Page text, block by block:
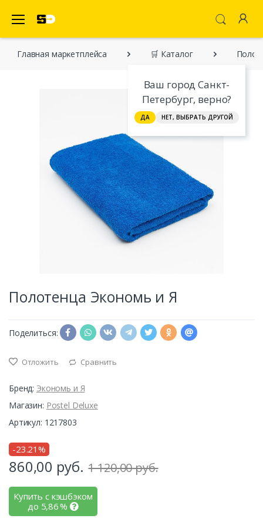
Ваш город Санкт-
Петербург, верно?
ДА НЕТ, ВЫБРАТЬ ДРУГОЙ
Главная марĸетплейса 🛒 Каталог
Полотенца Экономь и Я
Поделиться:
Отложить Сравнить
Бренд: Экономь и Я
Магазин: Postel Deluxe
Артикул: 1217803
-23.21%
860,00 руб. 1 120,00 руб.
Купить с кэшбэком
до 5,86%